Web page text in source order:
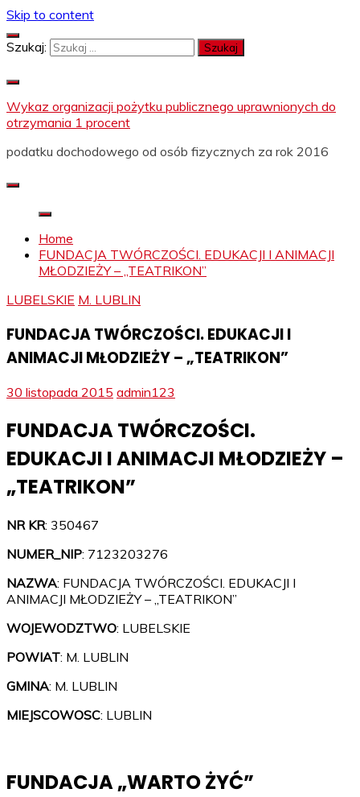
Skip to content
Szukaj:
Wykaz organizacji pożytku publicznego uprawnionych do
otrzymania 1 procent
podatku dochodowego od osób fizycznych za rok 2016
Home
FUNDACJA TWÓRCZOŚCI. EDUKACJI I ANIMACJI
MŁODZIEŻY – „TEATRIKON”
LUBELSKIE M. LUBLIN
FUNDACJA TWÓRCZOŚCI. EDUKACJI I
ANIMACJI MŁODZIEŻY – „TEATRIKON”
30 listopada 2015 admin123
FUNDACJA TWÓRCZOŚCI.
EDUKACJI I ANIMACJI MŁODZIEŻY –
„TEATRIKON”
NR KR: 350467
NUMER_NIP: 7123203276
NAZWA: FUNDACJA TWÓRCZOŚCI. EDUKACJI I
ANIMACJI MŁODZIEŻY – „TEATRIKON”
WOJEWODZTWO: LUBELSKIE
POWIAT: M. LUBLIN
GMINA: M. LUBLIN
MIEJSCOWOSC: LUBLIN
FUNDACJA „WARTO ŻYĆ”